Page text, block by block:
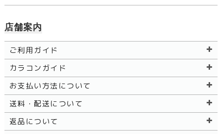
店舗案内
ご利用ガイド
カラコンガイド
お支払い方法について
送料・配送について
返品について